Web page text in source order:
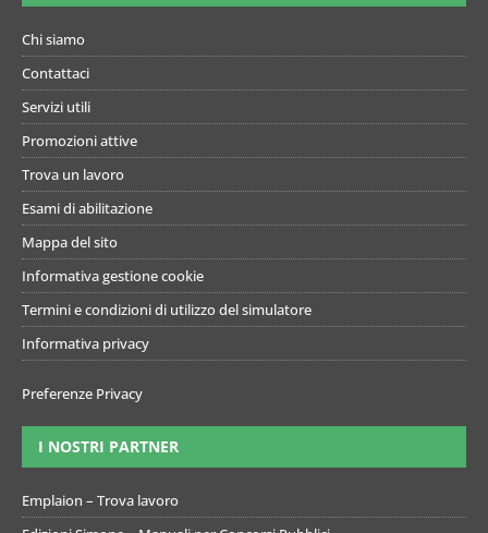
Chi siamo
Contattaci
Servizi utili
Promozioni attive
Trova un lavoro
Esami di abilitazione
Mappa del sito
Informativa gestione cookie
Termini e condizioni di utilizzo del simulatore
Informativa privacy
Preferenze Privacy
I NOSTRI PARTNER
Emplaion – Trova lavoro